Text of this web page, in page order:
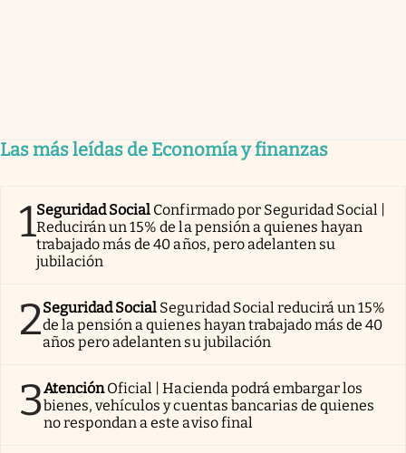
Las más leídas de Economía y finanzas
1Seguridad Social Confirmado por Seguridad Social |
Reducirán un 15% de la pensión a quienes hayan
trabajado más de 40 años, pero adelanten su
jubilación
2Seguridad Social Seguridad Social reducirá un 15%
de la pensión a quienes hayan trabajado más de 40
años pero adelanten su jubilación
3AtenciónOficial | Hacienda podrá embargar los
bienes, vehículos y cuentas bancarias de quienes
no respondan a este aviso final